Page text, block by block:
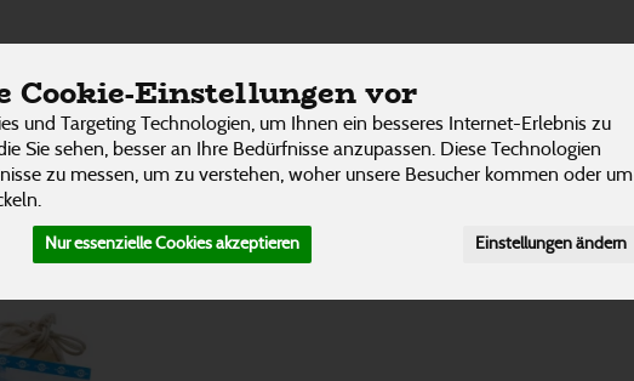
Cookie-Einstellungen vor
und Targeting Technologien, um Ihnen ein besseres Internet-Erlebnis zu
Sie sehen, besser an Ihre Bedürfnisse anzupassen. Diese Technologien
zu messen, um zu verstehen, woher unsere Besucher kommen oder um
Nur essenzielle Cookies akzeptieren Einstellungen ändern
Produkt
2 von 3242